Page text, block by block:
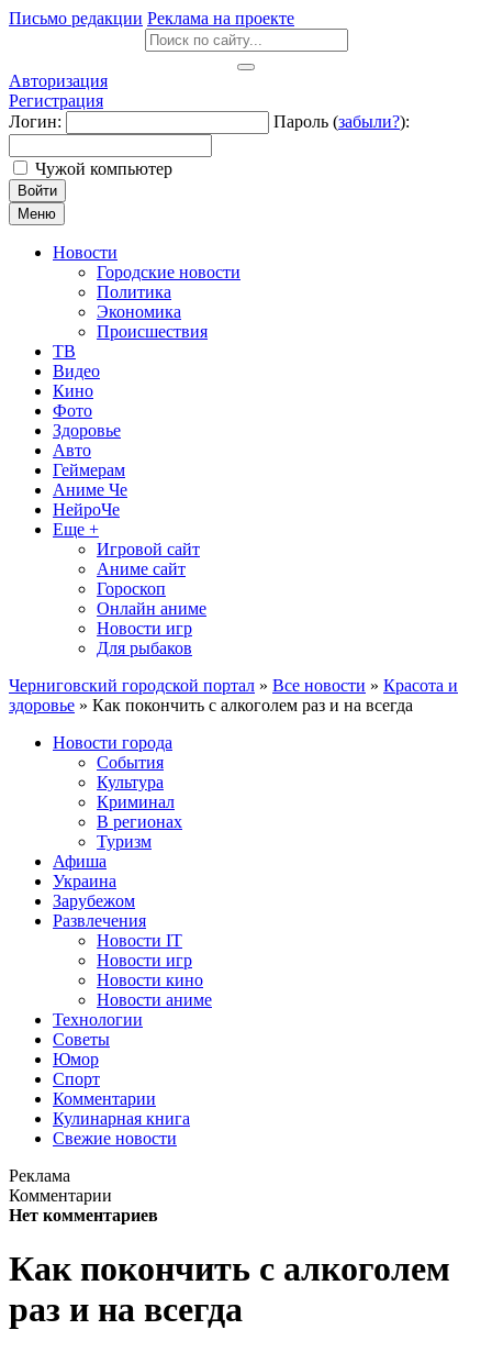
Письмо редакции Реклама на проекте
Авторизация
Регистрация
Логин:
Пароль (забыли?):
Чужой компьютер
Войти
Меню
Новости
Городские новости
Политика
Экономика
Происшествия
ТВ
Видео
Кино
Фото
Здоровье
Авто
Геймерам
Аниме Че
НейроЧе
Еще +
Игровой сайт
Аниме сайт
Гороскоп
Онлайн аниме
Новости игр
Для рыбаков
Черниговский городской портал » Все новости » Красота и
здоровье » Как покончить с алкоголем раз и на всегда
Новости города
События
Культура
Криминал
В регионах
Туризм
Афиша
Украина
Зарубежом
Развлечения
Новости IT
Новости игр
Новости кино
Новости аниме
Технологии
Советы
Юмор
Спорт
Комментарии
Кулинарная книга
Свежие новости
Реклама
Комментарии
Нет комментариев
Как покончить с алкоголем
раз и на всегда